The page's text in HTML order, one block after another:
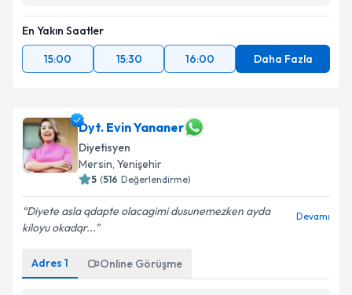
En Yakın Saatler
15:00
15:30 16:00 Daha Fazla
Dyt. Evin Yananer
Diyetisyen
Mersin, Yenişehir
5 (516 Değerlendirme)
Diyete asla qdapte olacagimi dusunemezken ayda
kiloyu okadqr...
Devamı
Adres 1 Online Görüşme